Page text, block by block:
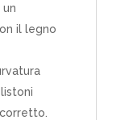
un
il legno